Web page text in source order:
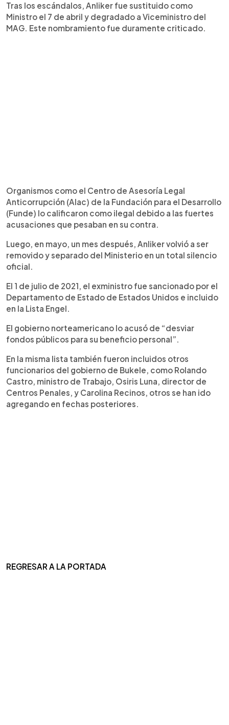
Tras los escándalos, Anliker fue sustituido como
Ministro el 7 de abril y degradado a Viceministro del
MAG. Este nombramiento fue duramente criticado.
Organismos como el Centro de Asesoría Legal
Anticorrupción (Alac) de la Fundación para el Desarrollo
(Funde) lo calificaron como ilegal debido a las fuertes
acusaciones que pesaban en su contra.
Luego, en mayo, un mes después, Anliker volvió a ser
removido y separado del Ministerio en un total silencio
oficial.
El 1 de julio de 2021, el exministro fue sancionado por el
Departamento de Estado de Estados Unidos e incluido
en la Lista Engel.
El gobierno norteamericano lo acusó de “desviar
fondos públicos para su beneficio personal”.
En la misma lista también fueron incluidos otros
funcionarios del gobierno de Bukele, como Rolando
Castro, ministro de Trabajo, Osiris Luna, director de
Centros Penales, y Carolina Recinos, otros se han ido
agregando en fechas posteriores.
REGRESAR A LA PORTADA